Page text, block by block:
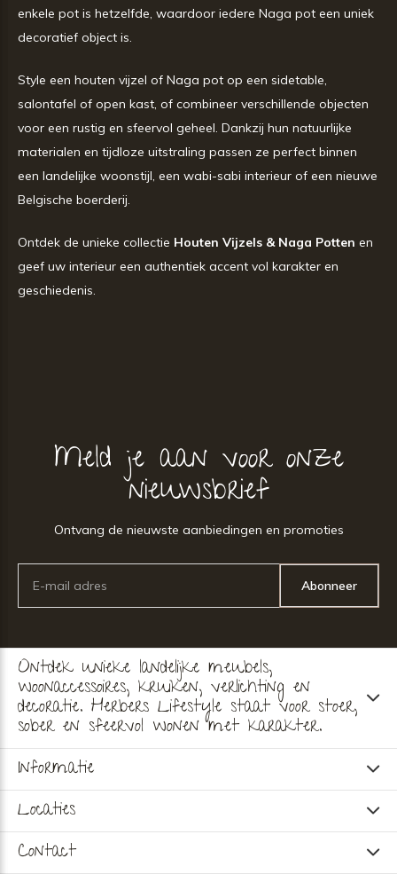
enkele pot is hetzelfde, waardoor iedere Naga pot een uniek
decoratief object is.
Style een houten vijzel of Naga pot op een sidetable,
salontafel of open kast, of combineer verschillende objecten
voor een rustig en sfeervol geheel. Dankzij hun natuurlijke
materialen en tijdloze uitstraling passen ze perfect binnen
een landelijke woonstijl, een wabi-sabi interieur of een nieuwe
Belgische boerderij.
Ontdek de unieke collectie Houten Vijzels & Naga Potten en
geef uw interieur een authentiek accent vol karakter en
geschiedenis.
Meld je aan voor onze
nieuwsbrief
Ontvang de nieuwste aanbiedingen en promoties
Abonneer
Ontdek unieke landelijke meubels,
woonaccessoires, kruiken, verlichting en
decoratie. Herbers Lifestyle staat voor stoer,
sober en sfeervol wonen met karakter.
Informatie
Locaties
Contact